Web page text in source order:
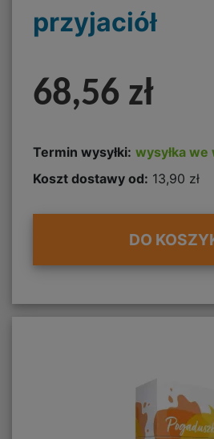
przyjaciół
68,56 zł
Termin wysyłki: wysyłka
Koszt dostawy od: 13,90 zł
DO